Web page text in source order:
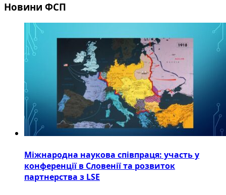
Новини ФСП
Міжнародна наукова співпраця: участь у
конференції в Словенії та розвиток
партнерства з LSE